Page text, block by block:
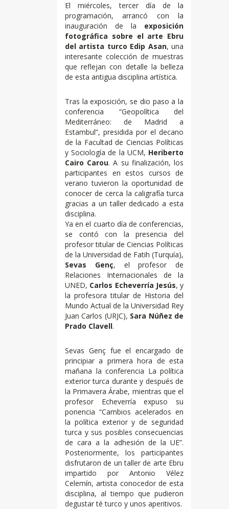
El miércoles, tercer día de la
programación, arrancó con la
inauguración de la exposición
fotográfica sobre el arte Ebru
del artista turco Edip Asan, una
interesante colección de muestras
que reflejan con detalle la belleza
de esta antigua disciplina artística.
Tras la exposición, se dio paso a la
conferencia “Geopolítica del
Mediterráneo: de Madrid a
Estambul”, presidida por el decano
de la Facultad de Ciencias Políticas
y Sociología de la UCM, Heriberto
Cairo Carou. A su finalización, los
participantes en estos cursos de
verano tuvieron la oportunidad de
conocer de cerca la caligrafía turca
gracias a un taller dedicado a esta
disciplina.
Ya en el cuarto día de conferencias,
se contó con la presencia del
profesor titular de Ciencias Políticas
de la Universidad de Fatih (Turquía),
Sevas Genç, el profesor de
Relaciones Internacionales de la
UNED, Carlos Echeverría Jesús, y
la profesora titular de Historia del
Mundo Actual de la Universidad Rey
Juan Carlos (URJC), Sara Núñez de
Prado Clavell.
Sevas Genç fue el encargado de
principiar a primera hora de esta
mañana la conferencia La política
exterior turca durante y después de
la Primavera Árabe, mientras que el
profesor Echeverría expuso su
ponencia “Cambios acelerados en
la política exterior y de seguridad
turca y sus posibles consecuencias
de cara a la adhesión de la UE”.
Posteriormente, los participantes
disfrutaron de un taller de arte Ebru
impartido por Antonio Vélez
Celemín, artista conocedor de esta
disciplina, al tiempo que pudieron
degustar té turco y unos aperitivos.